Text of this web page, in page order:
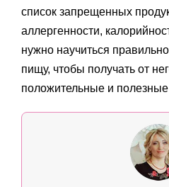
список запрещенных
аллергенности,
нужно научиться
пищу, чтобы получать от
положительные и полезные